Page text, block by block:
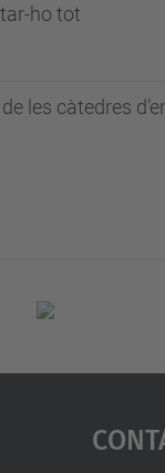
ho tot
les càtedres